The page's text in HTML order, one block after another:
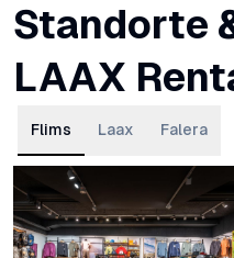
Standorte
LAAX
Flims Laax Falera